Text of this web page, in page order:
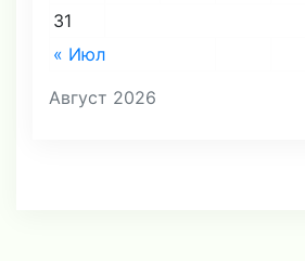
Август 2026
« Июл
31